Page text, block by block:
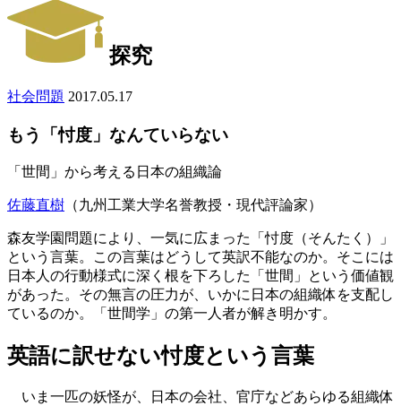
探究
社会問題 2017.05.17
もう「忖度」なんていらない
「世間」から考える日本の組織論
佐藤直樹 （九州工業大学名誉教授・現代評論家）
森友学園問題により、一気に広まった「忖度（そんたく）」
という言葉。この言葉はどうして英訳不能なのか。そこには
日本人の行動様式に深く根を下ろした「世間」という価値観
があった。その無言の圧力が、いかに日本の組織体を支配し
ているのか。「世間学」の第一人者が解き明かす。
英語に訳せない忖度という言葉
いま一匹の妖怪が、日本の会社、官庁などあらゆる組織体